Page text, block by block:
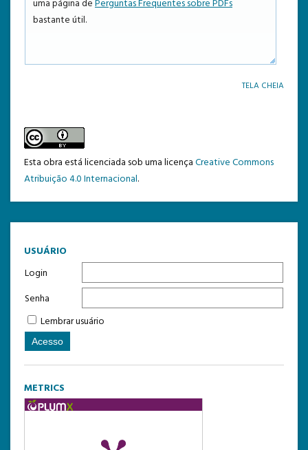
USUÁRIO
Login
Senha
Lembrar usuário
METRICS
uma página dePerguntas Frequentes sobre PDFs
bastante útil.
TELA CHEIA
Esta obra está licenciada sob uma licençaCreative Commons
Atribuição 4.0 Internacional.